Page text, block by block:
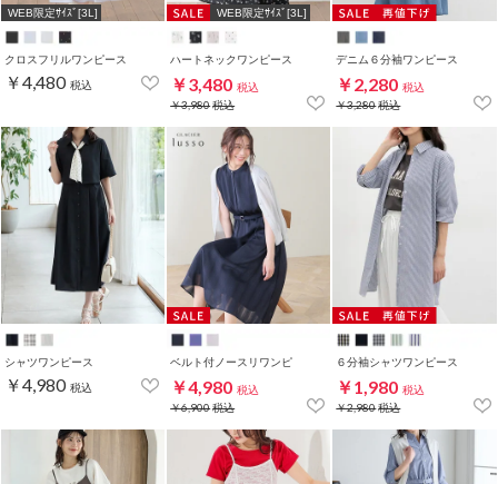
WEB限定ｻｲｽﾞ[3L]
クロスフリルワンピース
￥4,480 税込
WEB限定ｻｲｽﾞ[3L]
ハートネックワンピース
￥3,480 税込
￥3,980税込
デニム６分袖ワンピース
￥2,280 税込
￥3,280税込
シャツワンピース
￥4,980 税込
ベルト付ノースリワンピ
￥4,980 税込
￥6,900税込
６分袖シャツワンピース
￥1,980 税込
￥2,980税込